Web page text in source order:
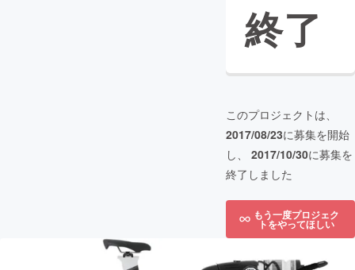
終了
このプロジェクトは、
2017/08/23に募集を開始
し、 2017/10/30に募集を
終了しました
もう一度プロジェク
トをやってほしい